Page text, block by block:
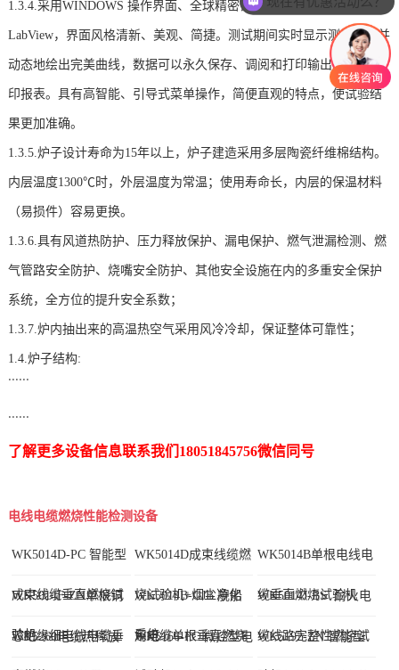
1.3.4.采用WINDOWS 操作界面、全球精密设备专用开发软件
LabView，界面风格清新、美观、简捷。测试期间实时显示测量结果并
动态地绘出完美曲线，数据可以永久保存、调阅和打印输出,可直接打
印报表。具有高智能、引导式菜单操作，简便直观的特点，使试验结
果更加准确。
1.3.5.炉子设计寿命为15年以上，炉子建造采用多层陶瓷纤维棉结构。
内层温度1300℃时，外层温度为常温；使用寿命长，内层的保温材料
（易损件）容易更换。
1.3.6.具有风道热防护、压力释放保护、漏电保护、燃气泄漏检测、燃
气管路安全防护、烧嘴安全防护、其他安全设施在内的多重安全保护
系统，全方位的提升安全系数；
1.3.7.炉内抽出来的高温热空气采用风冷冷却，保证整体可靠性；
1.4.炉子结构:
×(W)3米 ×(H)2.5米。试验炉外壳材质及厚度：钢材采用Q355/Q235A，
钢材厚度不低于3毫米；隔热保温层为陶瓷纤维棉毡（30mm 厚），耐
......
......
了解更多设备信息联系我们18051845756微信同号
电线电缆燃烧性能检测设备
WK5014D-PC 智能型
成束线缆垂直燃烧试
验机
WK5014D成束线缆燃
烧试验机+烟尘净化
系统
WK5014B单根电线电
缆垂直燃烧试验机
WK5014F-ZN单根铜
芯绝缘细电线电缆垂
WK5014B-GJB 舰船
用电缆单根垂直燃烧
WK5014J-BS 耐火电
缆线路完整性燃烧试
WK5260电缆热释放 WK5166-PC 微控型电 WK5192-ZN 智能型